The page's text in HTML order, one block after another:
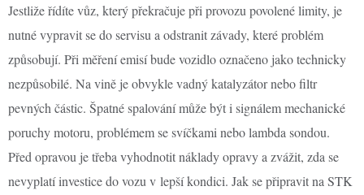
Jestliže řídíte vůz, který překračuje při provozu povolené limity, je
nutné vypravit se do servisu a odstranit závady, které problém
způsobují. Při měření emisí bude vozidlo označeno jako technicky
nezpůsobilé. Na vině je obvykle vadný katalyzátor nebo filtr
pevných částic. Špatné spalování může být i signálem mechanické
poruchy motoru, problémem se svíčkami nebo lambda sondou.
Před opravou je třeba vyhodnotit náklady opravy a zvážit, zda se
nevyplatí investice do vozu v lepší kondici. Jak se připravit na STK